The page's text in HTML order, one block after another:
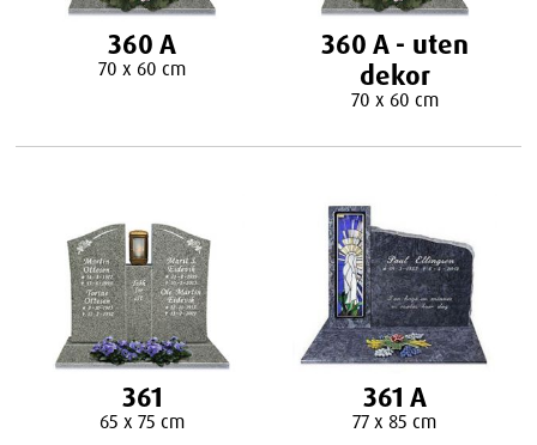
360 A
70 x 60 cm
360 A - uten
dekor
70 x 60 cm
361
65 x 75 cm
361 A
77 x 85 cm